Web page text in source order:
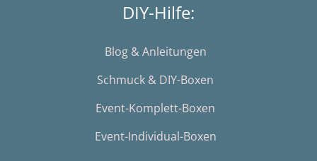
DIY-Hilfe:
Blog & Anleitungen
Schmuck & DIY-Boxen
Event-Komplett-Boxen
Event-Individual-Boxen